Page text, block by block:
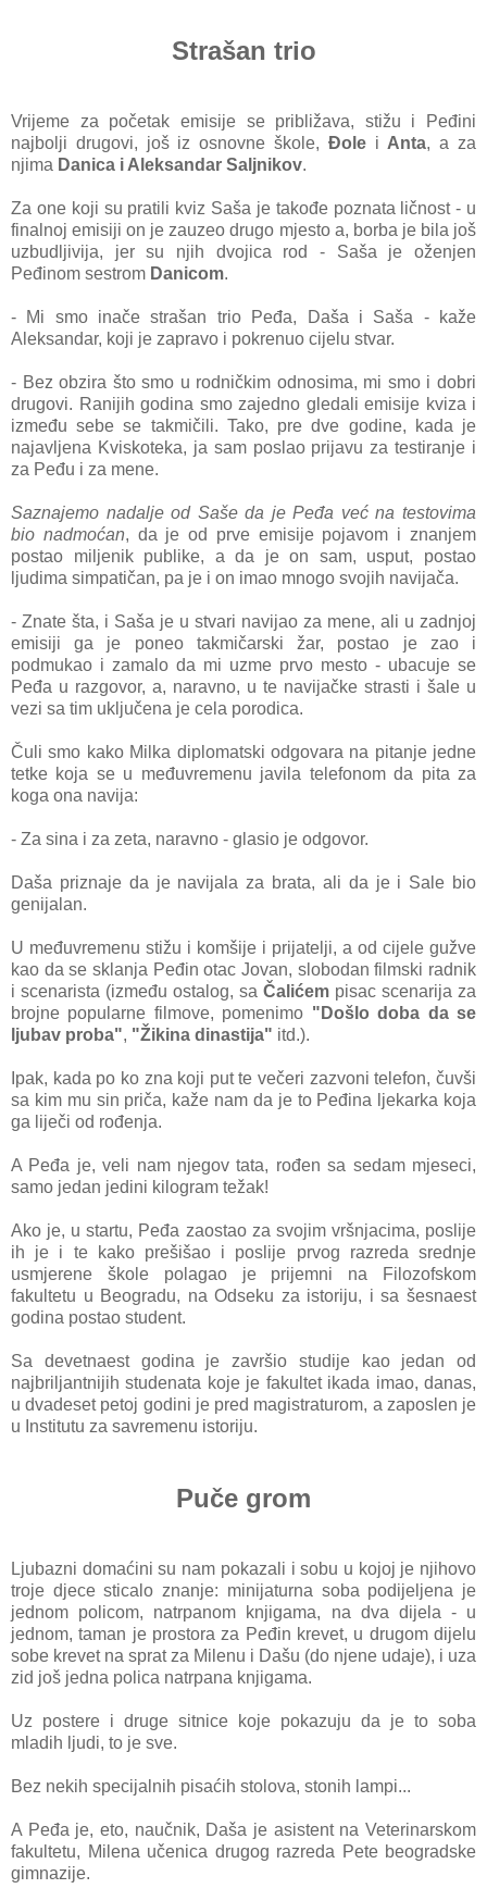
Strašan trio
Vrijeme za početak emisije se približava, stižu i Peđini
najbolji drugovi, još iz osnovne škole, Đolei Anta, a za
njima Danica i Aleksandar Saljnikov.
Za one koji su pratili kviz Saša je takođe poznata ličnost - u
finalnoj emisiji on je zauzeo drugo mjesto a, borba je bila još
uzbudljivija, jer su njih dvojica rod - Saša je oženjen
Peđinom sestrom Danicom.
- Mi smo inače strašan trio Peđa, Daša i Saša - kaže
Aleksandar, koji je zapravo i pokrenuo cijelu stvar.
- Bez obzira što smo u rodničkim odnosima, mi smo i dobri
drugovi. Ranijih godina smo zajedno gledali emisije kviza i
između sebe se takmičili. Tako, pre dve godine, kada je
najavljena Kviskoteka, ja sam poslao prijavu za testiranje i
za Peđu i za mene.
Saznajemo nadalje od Saše da je Peđa već na testovima
bio nadmoćan, da je od prve emisije pojavom i znanjem
postao miljenik publike, a da je on sam, usput, postao
ljudima simpatičan, pa je i on imao mnogo svojih navijača.
- Znate šta, i Saša je u stvari navijao za mene, ali u zadnjoj
emisiji ga je poneo takmičarski žar, postao je zao i
podmukao i zamalo da mi uzme prvo mesto - ubacuje se
Peđa u razgovor, a, naravno, u te navijačke strasti i šale u
vezi sa tim uključena je cela porodica.
Čuli smo kako Milka diplomatski odgovara na pitanje jedne
tetke koja se u međuvremenu javila telefonom da pita za
koga ona navija:
- Za sina i za zeta, naravno - glasio je odgovor.
Daša priznaje da je navijala za brata, ali da je i Sale bio
genijalan.
U međuvremenu stižu i komšije i prijatelji, a od cijele gužve
kao da se sklanja Peđin otac Jovan, slobodan filmski radnik
i scenarista (između ostalog, sa Čalićem pisac scenarija za
brojne popularne filmove, pomenimo "Došlo doba da se
ljubav proba", "Žikina dinastija" itd.).
Ipak, kada po ko zna koji put te večeri zazvoni telefon, čuvši
sa kim mu sin priča, kaže nam da je to Peđina ljekarka koja
ga liječi od rođenja.
A Peđa je, veli nam njegov tata, rođen sa sedam mjeseci,
samo jedan jedini kilogram težak!
Ako je, u startu, Peđa zaostao za svojim vršnjacima, poslije
ih je i te kako prešišao i poslije prvog razreda srednje
usmjerene škole polagao je prijemni na Filozofskom
fakultetu u Beogradu, na Odseku za istoriju, i sa šesnaest
godina postao student.
Sa devetnaest godina je završio studije kao jedan od
najbriljantnijih studenata koje je fakultet ikada imao, danas,
u dvadeset petoj godini je pred magistraturom, a zaposlen je
u Institutu za savremenu istoriju.
Puče grom
Ljubazni domaćini su nam pokazali i sobu u kojoj je njihovo
troje djece sticalo znanje: minijaturna soba podijeljena je
jednom policom, natrpanom knjigama, na dva dijela - u
jednom, taman je prostora za Peđin krevet, u drugom dijelu
sobe krevet na sprat za Milenu i Dašu (do njene udaje), i uza
zid još jedna polica natrpana knjigama.
Uz postere i druge sitnice koje pokazuju da je to soba
mladih ljudi, to je sve.
Bez nekih specijalnih pisaćih stolova, stonih lampi...
A Peđa je, eto, naučnik, Daša je asistent na Veterinarskom
fakultetu, Milena učenica drugog razreda Pete beogradske
gimnazije.